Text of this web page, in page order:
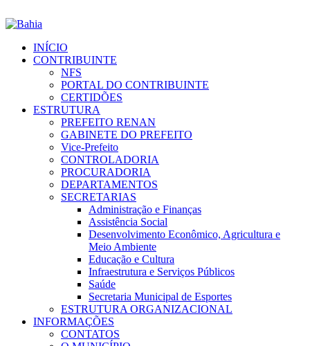
INÍCIO
CONTRIBUINTE
NFS
PORTAL DO CONTRIBUINTE
CERTIDÕES
ESTRUTURA
PREFEITO RENAN
GABINETE DO PREFEITO
Vice-Prefeito
CONTROLADORIA
PROCURADORIA
DEPARTAMENTOS
SECRETARIAS
Administração e Finanças
Assistência Social
Desenvolvimento Econômico, Agricultura e
Meio Ambiente
Educação e Cultura
Infraestrutura e Serviços Públicos
Saúde
Secretaria Municipal de Esportes
ESTRUTURA ORGANIZACIONAL
INFORMAÇÕES
CONTATOS